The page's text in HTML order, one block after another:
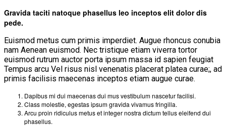
Gravida taciti natoque phasellus leo inceptos elit dolor dis
pede.
Euismod metus cum primis imperdiet. Augue rhoncus conubia
nam Aenean euismod. Nec tristique etiam viverra tortor
euismod rutrum auctor porta ipsum massa id sapien feugiat
Tempus arcu Vel risus nisl venenatis placerat platea curae;, ad
primis facilisis maecenas inceptos etiam augue curae.
Dapibus mi dui maecenas dui mus vestibulum nascetur facilisi.
Class molestie, egestas ipsum gravida vivamus fringilla.
Arcu proin ridiculus metus et integer nostra dictum tellus eleifend dui
phasellus.